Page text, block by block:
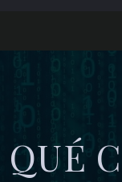
QUÉ